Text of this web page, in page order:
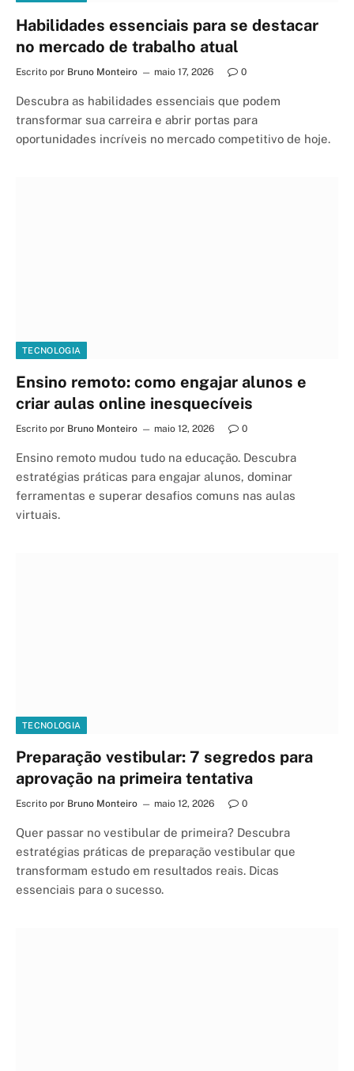
Habilidades essenciais para se destacar
no mercado de trabalho atual
Escrito por Bruno Monteiro maio 17, 2026 0
Descubra as habilidades essenciais que podem
transformar sua carreira e abrir portas para
oportunidades incríveis no mercado competitivo de hoje.
TECNOLOGIA
Ensino remoto: como engajar alunos e
criar aulas online inesquecíveis
Escrito por Bruno Monteiro maio 12, 2026 0
Ensino remoto mudou tudo na educação. Descubra
estratégias práticas para engajar alunos, dominar
ferramentas e superar desafios comuns nas aulas
virtuais.
TECNOLOGIA
Preparação vestibular: 7 segredos para
aprovação na primeira tentativa
Escrito por Bruno Monteiro maio 12, 2026 0
Quer passar no vestibular de primeira? Descubra
estratégias práticas de preparação vestibular que
transformam estudo em resultados reais. Dicas
essenciais para o sucesso.